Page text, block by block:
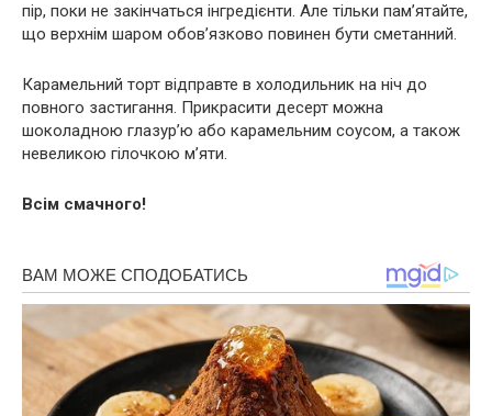
пір, поки не закінчаться інгредієнти. Але тільки пам’ятайте,
що верхнім шаром обов’язково повинен бути сметанний.
Карамельний торт відправте в холодильник на ніч до
повного застигання. Прикрасити десерт можна
шоколадною глазур’ю або карамельним соусом, а також
невеликою гілочкою м’яти.
Всім смачного!